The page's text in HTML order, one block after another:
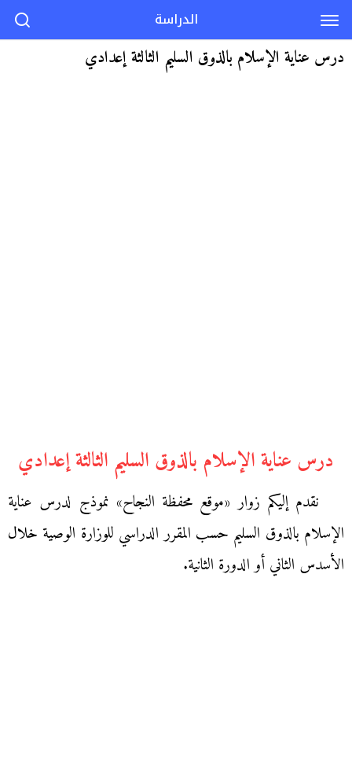
درس عناية الإسلام بالذوق السليم الثالثة إعدادي
درس عناية الإسلام بالذوق السليم الثالثة إعدادي
نقدم إليكم زوار «موقع محفظة النجاح» نموذج لدرس عناية
الإسلام بالذوق السليم حسب المقرر الدراسي للوزارة الوصية خلال
الأسدس الثاني أو الدورة الثانية.
الدراسة